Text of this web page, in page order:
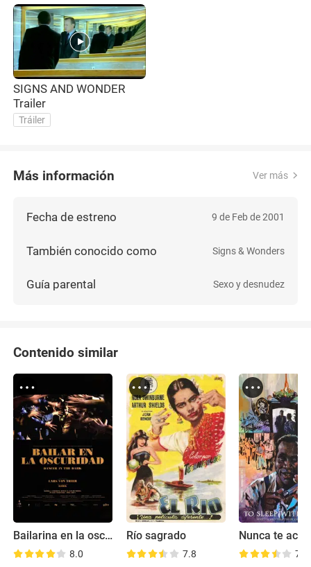
SIGNS AND WONDER
Trailer
Tráiler
Más información Ver más
Fecha de estreno 9 de Feb de 2001
También conocido como Signs & Wonders
Guía parental Sexo y desnudez
Contenido similar
Bailarina en la oscuridad
8.0
Río sagrado
7.8 7.1